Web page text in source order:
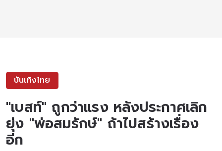
บันเทิงไทย
"เบสท์" ถูกว่าแรง หลังประกาศเลิก
ยุ่ง "พ่อสมรักษ์" ถ้าไปสร้างเรื่อง
อีก